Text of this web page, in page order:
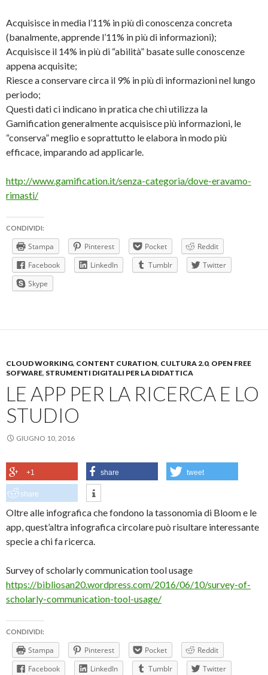
Acquisisce in media l’11% in più di conoscenza concreta
(banalmente, apprende l’11% in più di informazioni);
Acquisisce il 14% in più di “abilità” basate sulle conoscenze
appena acquisite;
Riesce a conservare circa il 9% in più di informazioni nel lungo
periodo;
Questi dati ci indicano in pratica che chi utilizza la
Gamification generalmente acquisisce più informazioni, le
“conserva” meglio e soprattutto le elabora in modo più
efficace, imparando ad applicarle.
http://www.gamification.it/senza-categoria/dove-eravamo-
rimasti/
CONDIVIDI:
Stampa Pinterest Pocket
Reddit
Facebook
LinkedIn Tumblr
Twitter
Skype
CLOUD WORKING, CONTENT CURATION, CULTURA 2.0, OPEN FREE
SOFWARE, STRUMENTI DIGITALI PER LA DIDATTICA
LE APP PER LA RICERCA E LO
STUDIO
GIUGNO 10, 2016
+1 share tweet
share
Oltre alle infografica che fondono la tassonomia di Bloom e le
app, quest’altra infografica circolare può risultare interessante
specie a chi fa ricerca.
Survey of scholarly communication tool usage
https://bibliosan20.wordpress.com/2016/06/10/survey-of-
scholarly-communication-tool-usage/
CONDIVIDI:
Stampa Pinterest Pocket
Reddit
Facebook
LinkedIn Tumblr
Twitter